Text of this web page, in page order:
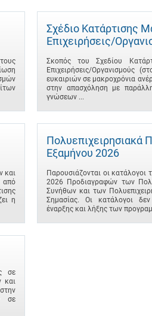
Σχέδιο Κατάρτισης
Επιχειρήσεις/
Σκοπός του Σχεδίου
Επιχειρήσεις/Οργανισμούς
ευκαιριών σε μακροχρόνια
στην απασχόληση με
γνώσεων ...
και
από
η
Πολυεπιχειρησιακά
Εξαμήνου 2026
Παρουσιάζονται οι κατάλογοι
2026 Προδιαγραφών των
Συνήθων και των
Σημασίας. Οι κατάλογοι
έναρξης και λήξης των
σε
και
σε